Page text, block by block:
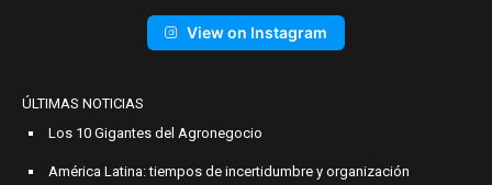
View on Instagram
ÚLTIMAS NOTICIAS
Los 10 Gigantes del Agronegocio
América Latina: tiempos de incertidumbre y organización